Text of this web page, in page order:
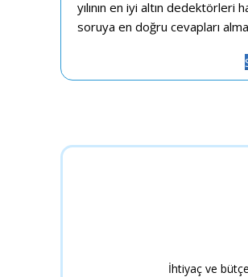
yılının en iyi altın dedektörleri
soruya en doğru cevapları
İhtiyaç ve